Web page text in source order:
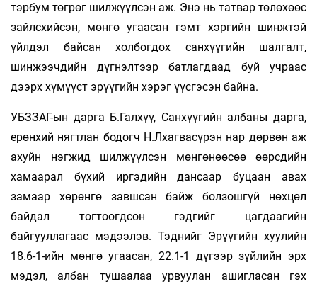
тэрбум төгрөг шилжүүлсэн аж. Энэ нь татвар төлөхөөс
зайлсхийсэн, мөнгө угаасан гэмт хэргийн шинжтэй
үйлдэл байсан холбогдох санхүүгийн шалгалт,
шинжээчдийн дүгнэлтээр батлагдаад буй учраас
дээрх хүмүүст эрүүгийн хэрэг үүсгэсэн байна.
УБЗЗАГ-ын дарга Б.Галхүү, Санхүүгийн албаны дарга,
ерөнхий нягтлан бодогч Н.Лхагвасүрэн нар дөрвөн аж
ахуйн нэгжид шилжүүлсэн мөнгөнөөсөө өөрсдийн
хамаарал бүхий иргэдийн дансаар буцаан авах
замаар хөрөнгө завшсан байж болзошгүй нөхцөл
байдал тогтоогдсон гэдгийг цагдаагийн
байгууллагаас мэдээлэв. Тэднийг Эрүүгийн хуулийн
18.6-1-ийн мөнгө угаасан, 22.1-1 дүгээр зүйлийн эрх
мэдэл, албан тушаалаа урвуулан ашигласан гэх